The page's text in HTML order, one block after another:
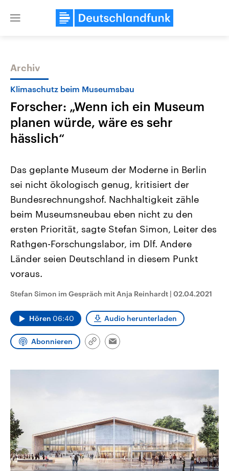
Close
Themen
2026
Alle Informationen
Sachsen-Anhalt wählt am 6.
September 2026 einen neuen
Landtag. Seit 2021 wird das
Bundesland von einer Koalition aus
CDU, SPD und FDP regiert.-
Umfragen, Prognosen,
und Hintergründe zu den Parteien
Wahl.
Aktuelle Beiträge,
Hintergründe
Wirtschaftlich und
gehören die Vereinigten
den mächtigsten Ländern
mit großem Einfluss auf
aktuelle Weltgeschehen.
Sendungen Programm Podcasts
Archiv
Klimaschutz beim Museumsbau
Forscher: „Wenn ich ein Museum
planen würde, wäre es sehr
hässlich“
Das geplante Museum der Moderne in Berlin
sei nicht ökologisch genug, kritisiert der
Bundesrechnungshof. Nachhaltigkeit zähle
beim Museumsneubau eben nicht zu den
ersten Priorität, sagte Stefan Simon, Leiter des
Rathgen-Forschungslabor, im Dlf. Andere
Länder seien Deutschland in diesem Punkt
voraus.
Stefan Simon im Gespräch mit Anja Reinhardt | 02.04.2021
Hören 06:40 Audio herunterladen
Abonnieren
Link
Email